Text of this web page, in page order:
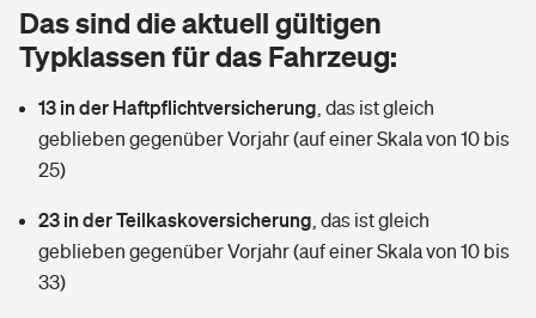
Tools
Wer versichert was: Jetzt Versicherer finden
Sie haben Fragen?
Glasversicherung
Mietkautionsversicherung
Restkreditversicherung
Zur Übersicht
Kinderunfall­ver­si­che­rung
Kinderinvalidität
Hundehalter-Haftpflicht
Dread-Disease-Versicherung
Tierkrankenversicherung
Zur Übersicht
Tools
Das sind die aktuell gültigen
Typklassen für das Fahrzeug:
13 in der Haftpflichtversicherung das ist gleich
geblieben gegenüber Vorjahr (auf einer Skala von 10 bis
25)
23 in der Teilkaskoversicherung das ist gleich
geblieben gegenüber Vorjahr (auf einer Skala von 10 bis
33)